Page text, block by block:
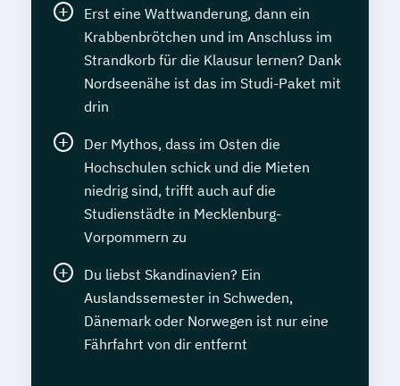
Erst eine Wattwanderung, dann ein
Krabbenbrötchen und im Anschluss im
Strandkorb für die Klausur lernen? Dank
Nordseenähe ist das im Studi-Paket mit
drin
Der Mythos, dass im Osten die
Hochschulen schick und die Mieten
niedrig sind, trifft auch auf die
Studienstädte in Mecklenburg-
Vorpommern zu
Du liebst Skandinavien? Ein
Auslandssemester in Schweden,
Dänemark oder Norwegen ist nur eine
Fährfahrt von dir entfernt